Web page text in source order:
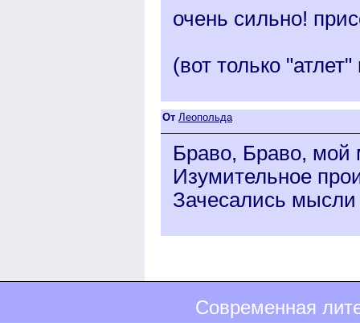
очень сильно!
(вот только
От Леопольда
Браво, Браво, мой
Изумительное
Зачесались мысли
Современная